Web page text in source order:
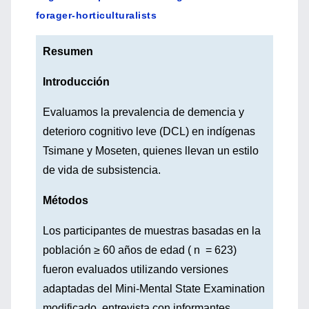
forager-horticulturalists
Resumen
Introducción
Evaluamos la prevalencia de demencia y
deterioro cognitivo leve (DCL) en indígenas
Tsimane y Moseten, quienes llevan un estilo
de vida de subsistencia.
Métodos
Los participantes de muestras basadas en la
población ≥ 60 años de edad ( n = 623)
fueron evaluados utilizando versiones
adaptadas del Mini-Mental State Examination